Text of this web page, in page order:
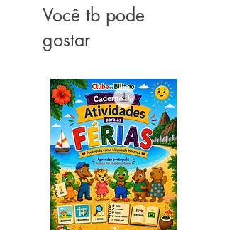
Você tb pode
gostar